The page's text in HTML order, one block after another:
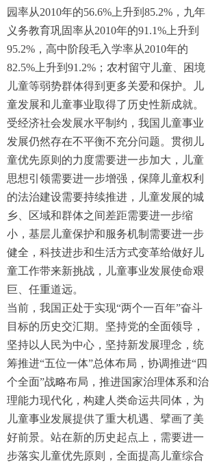
园率从2010年的56.6%上升到85.2%，九年
义务教育巩固率从2010年的91.1%上升到
95.2%，高中阶段毛入学率从2010年的
82.5%上升到91.2%；农村留守儿童、困境
儿童等弱势群体得到更多关爱和保护。儿
童发展和儿童事业取得了历史性新成就。
受经济社会发展水平制约，我国儿童事业
发展仍然存在不平衡不充分问题。贯彻儿
童优先原则的力度需要进一步加大，儿童
思想引领需要进一步增强，保障儿童权利
的法治建设需要持续推进，儿童发展的城
乡、区域和群体之间差距需要进一步缩
小，基层儿童保护和服务机制需要进一步
健全，科技进步和生活方式变革给做好儿
童工作带来新挑战，儿童事业发展使命艰
巨、任重道远。
当前，我国正处于实现“两个一百年”奋斗
目标的历史交汇期。坚持党的全面领导，
坚持以人民为中心，坚持新发展理念，统
筹推进“五位一体”总体布局，协调推进“四
个全面”战略布局，推进国家治理体系和治
理能力现代化，构建人类命运共同体，为
儿童事业发展提供了重大机遇、擘画了美
好前景。站在新的历史起点上，需要进一
步落实儿童优先原则，全面提高儿童综合